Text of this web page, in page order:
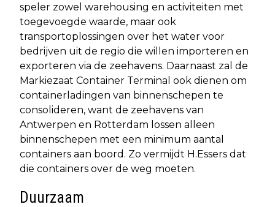
speler zowel warehousing en activiteiten met
toegevoegde waarde, maar ook
transportoplossingen over het water voor
bedrijven uit de regio die willen importeren en
exporteren via de zeehavens. Daarnaast zal de
Markiezaat Container Terminal ook dienen om
containerladingen van binnenschepen te
consolideren, want de zeehavens van
Antwerpen en Rotterdam lossen alleen
binnenschepen met een minimum aantal
containers aan boord. Zo vermijdt H.Essers dat
die containers over de weg moeten.
Duurzaam